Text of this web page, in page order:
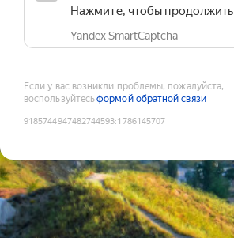
Нажмите, чтобы продолжить
Yandex SmartCaptcha
Если у вас возникли проблемы, пожалуйста,
воспользуйтесьформой обратной связи
9185744947482744593:1786145707